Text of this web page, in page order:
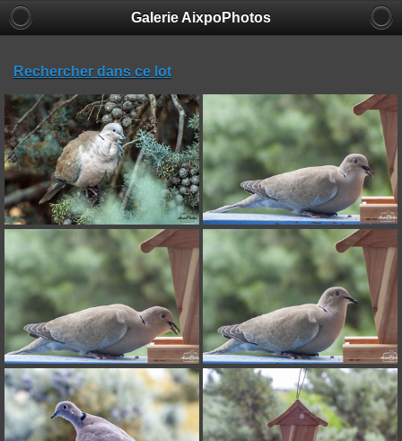
Galerie AixpoPhotos
Rechercher dans ce lot